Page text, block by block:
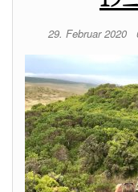
29. Februar 2020